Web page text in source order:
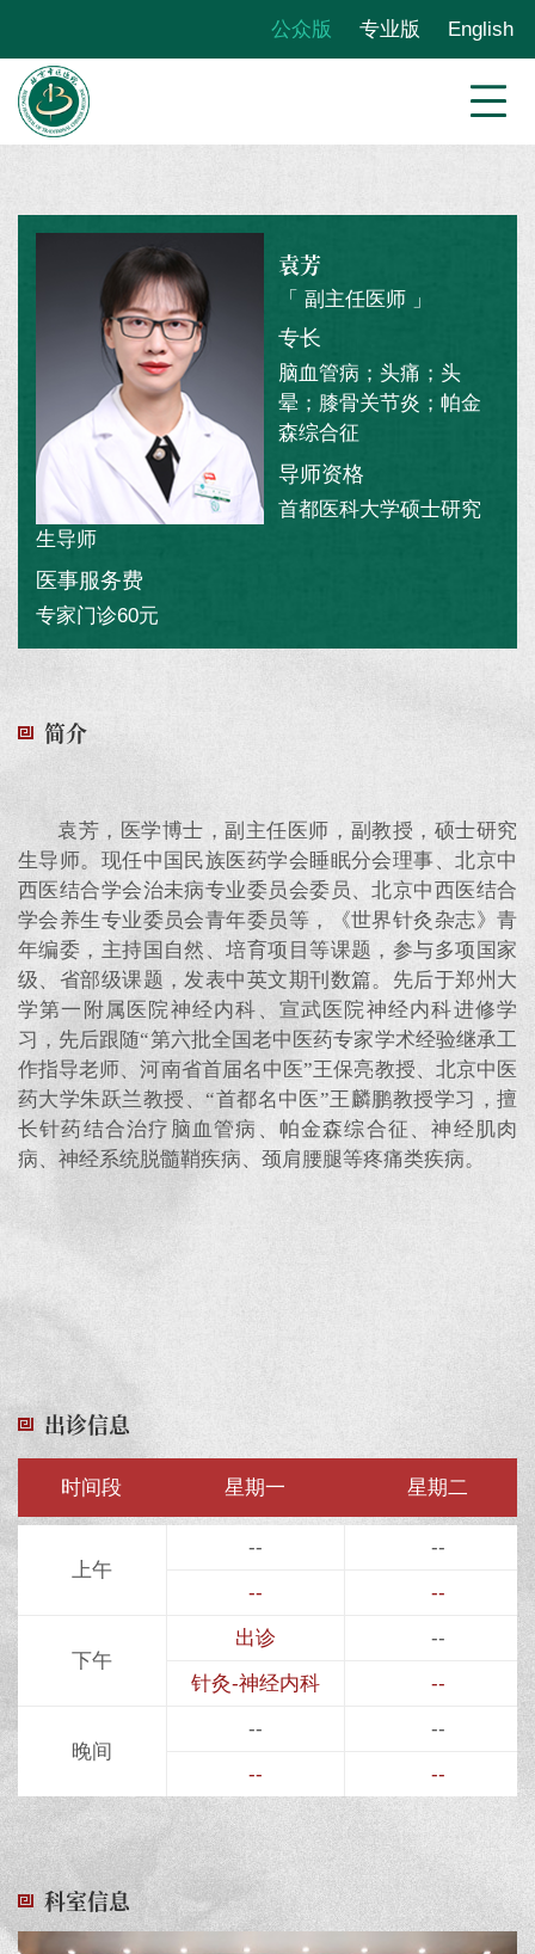
公众版 专业版 English
袁芳
「 副主任医师 」
专长
脑血管病；头痛；头
晕；膝骨关节炎；帕金
森综合征
导师资格
首都医科大学硕士研究
生导师
医事服务费
专家门诊60元
简介
袁芳，医学博士，副主任医师，副教授，硕士研究
生导师。现任中国民族医药学会睡眠分会理事、北京中
西医结合学会治未病专业委员会委员、北京中西医结合
学会养生专业委员会青年委员等，《世界针灸杂志》青
年编委，主持国自然、培育项目等课题，参与多项国家
级、省部级课题，发表中英文期刊数篇。先后于郑州大
学第一附属医院神经内科、宣武医院神经内科进修学
习，先后跟随“第六批全国老中医药专家学术经验继承工
作指导老师、河南省首届名中医”王保亮教授、北京中医
药大学朱跃兰教授、“首都名中医”王麟鹏教授学习，擅
长针药结合治疗脑血管病、帕金森综合征、神经肌肉
病、神经系统脱髓鞘疾病、颈肩腰腿等疼痛类疾病。
出诊信息
时间段 星期一 星期二
上午
--
--
--
--
下午
出诊
--
针灸-神经内科
--
晚间
--
--
--
--
科室信息